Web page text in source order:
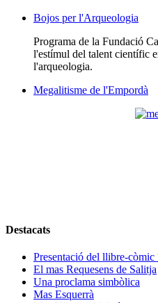
Bojos per l'Arqueologia
Programa de la Fundació
l'estímul del talent científic
l'arqueologia.
Megalitisme de l'Empordà
Destacats
Presentació del llibre-
El mas Requesens de Salitja
Una proclama simbòlica
Mas Esquerrà